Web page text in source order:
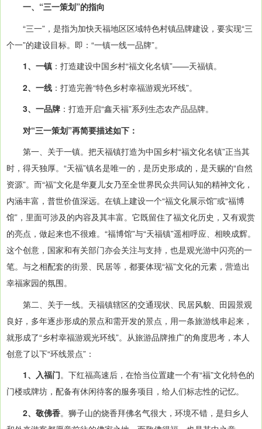
一、“三一策划”的指向
“三一”，是指为加快天福地区区域特色村镇品牌建设，要实现“三
个一”的建设目标。即：“一镇一线一品牌”。
1、一镇 ：打造建设中国乡村“福文化名镇”——天福镇。
2、一线 ：打造完善“特色乡村幸福游观光环线”。
3、一品牌 ：打造开启“鑫天福”系列生态农产品品牌。
对“三一策划”再简要描述如下：
第一、关于一镇。把天福镇打造为中国乡村“福文化名镇”正当其
时，得天独厚。“天福”镇名是唯一的，是历史形成的，是天赐的“自然
资源”。而“福”文化是华夏儿女乃至全世界民众共同认知的精神文化，
内涵丰富，普世价值深远。在镇上建设一个“福文化展示馆”或“福博
馆”，里面可涉及的内容及其丰富。它既留住了福文化历史，又有观赏
的亮点，做起来也不很难。“福博馆”与“天福镇”遥相呼应、相映成辉。
这个创意，国家和有关部门亦会关注与支持，也是观光游中闪亮的一
笔。与之相配套的街景、民居等，都要体现“福”文化的元素，营造出
幸福家园的氛围。
第二、关于一线。天福镇辖区的交通现状、民居风貌、田园景观
良好，多年逐步形成的景点和需开发的景点，用一条旅游线串起来，
就形成了“乡村幸福游观光环线”。从旅游品牌推广的角度思考，本人
创意了以下“环线景点”：
1、入福门。下红福高速后，在恰当位置建一个有“福”文化特色的
门楼或牌坊，配备有休闲待客的服务项目，给人们标志性的记忆。
2、敬佛香。狮子山的烧香拜佛名气很大，环境不错，是归乡人